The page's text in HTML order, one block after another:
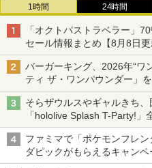
1時間 24時間
「オクトパストラベラー」
セール情報まとめ【8月8日更
ニンテンドーeショップでは
バーガーキング、2026年“ワ
ティ ザ・ワンパウンダー」
「特製ガーリックマヨソー
そらザウルスやギャルきち、
「hololive Splash T-Party!」
ライン販売開始
ファミマで「ポケモンフレ
ダピックがもらえるキャンペ